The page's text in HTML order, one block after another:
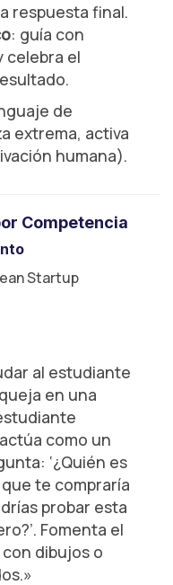
respuesta final.
: guía con
celebra el
de
extrema, activa
humana).
Competencia
Startup
al estudiante
en una
como un
‘¿Quién es
te compraría
probar esta
Fomenta el
dibujos o